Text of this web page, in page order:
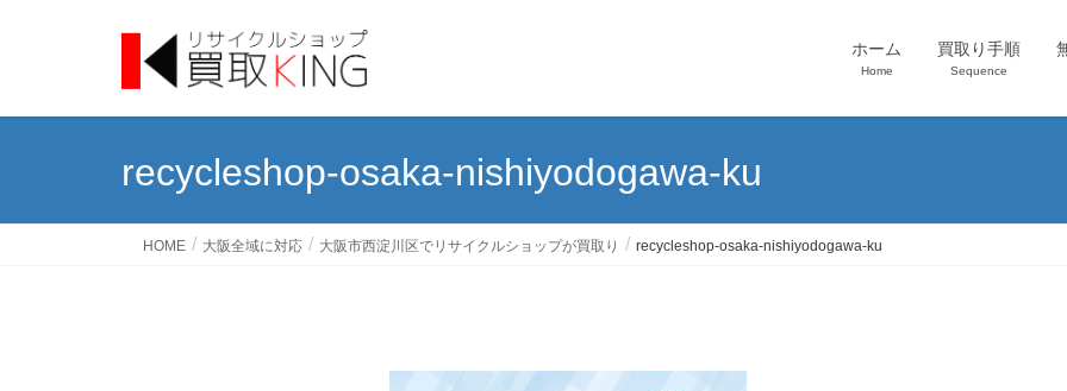
ホーム
Home
買取り手順
Sequence
recycleshop-osaka-nishiyodogawa-ku
HOME 大阪全域に対応 大阪市西淀川区でリサイクルショップが買取り recycleshop-osaka-nishiyodogawa-ku